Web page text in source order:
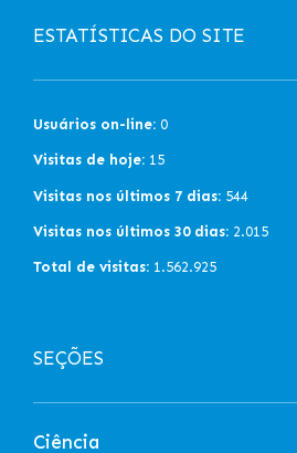
ESTATÍSTICAS DO SITE
Usuários on-line: 0
Visitas de hoje: 15
Visitas nos últimos 7 dias: 544
Visitas nos últimos 30 dias: 2.015
Total de visitas: 1.562.925
SEÇÕES
Ciência